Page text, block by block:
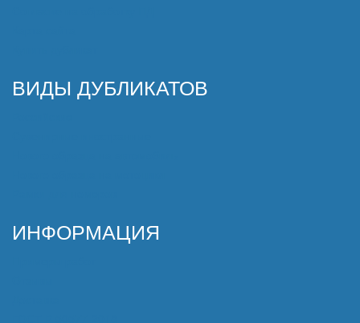
ВИДЫ ДУБЛИКАТОВ
ИНФОРМАЦИЯ